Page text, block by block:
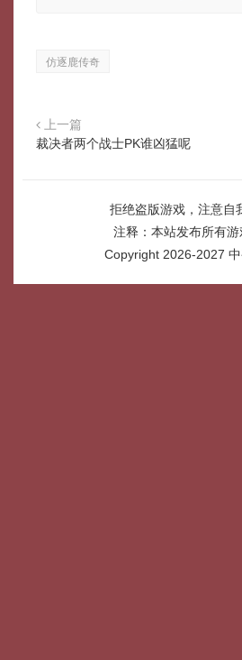
仿逐鹿传奇
上一篇
裁决者两个战士PK谁凶猛呢
拒绝盗版游戏，注意自
注释：本站发布所有
Copyright 2026-2027